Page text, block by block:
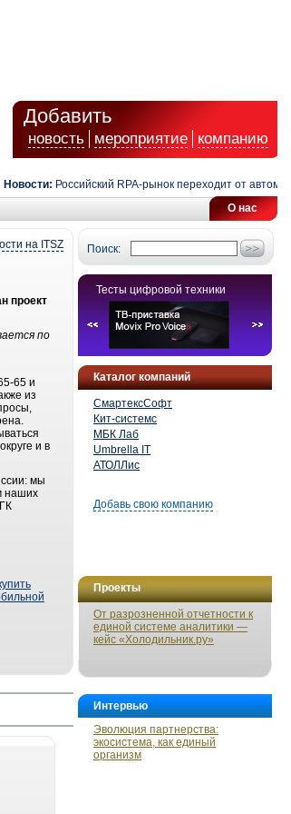
Добавить
новость мероприятие компанию
Российский RPA-рынок переходит от
О нас
Поиск:
Тесты цифровой техники
Каталог компаний
СмартексСофт
Кит-системс
МБК Лаб
Umbrella IT
АТОЛЛис
Добавь свою компанию
Проекты
От разрозненной отчетности к
единой системе аналитики —
кейс «Холодильник.ру»
Интервью
Эволюция партнерства:
экосистема, как единый
организм
на ITSZ
проект
по
65 и
из
и в
мы
наших